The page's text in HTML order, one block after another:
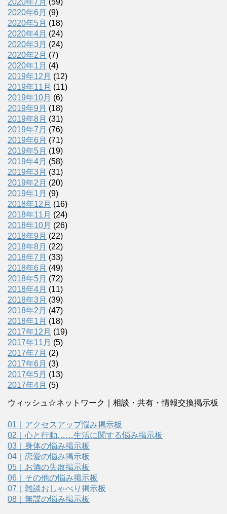
2020年6月 (9)
2020年5月 (18)
2020年4月 (24)
2020年3月 (24)
2020年2月 (7)
2020年1月 (4)
2019年12月 (12)
2019年11月 (11)
2019年10月 (6)
2019年9月 (18)
2019年8月 (31)
2019年7月 (76)
2019年6月 (71)
2019年5月 (19)
2019年4月 (58)
2019年3月 (31)
2019年2月 (20)
2019年1月 (9)
2018年12月 (16)
2018年11月 (24)
2018年10月 (26)
2018年9月 (22)
2018年8月 (22)
2018年7月 (33)
2018年6月 (49)
2018年5月 (72)
2018年4月 (11)
2018年3月 (39)
2018年2月 (47)
2018年1月 (18)
2017年12月 (19)
2017年11月 (5)
2017年7月 (2)
2017年6月 (3)
2017年5月 (13)
2017年4月 (5)
ウィッシュ☆ネットワーク｜相談・共有・情報交換掲示板
01｜アクセスアップ悩み掲示板
02｜心と行動……生活に関する悩み掲示板
03｜身体の悩み掲示板
04｜恋愛の悩み掲示板
05｜お酒の失敗掲示板
06｜その他の悩み掲示板
07｜雑談おしゃべり掲示板
08｜無謀の悩み掲示板